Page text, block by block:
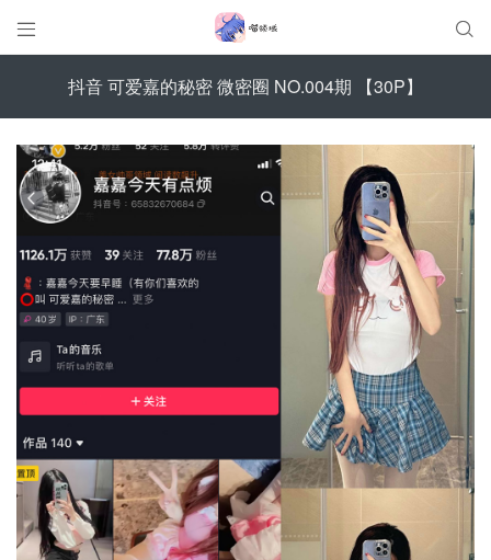
 
抖音 可爱嘉的秘密 微密圈 NO.004期 【30P】